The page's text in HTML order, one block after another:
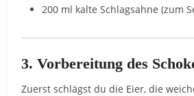
200 ml kalte Schlagsahne (zum
3. Vorbereitung des
Zuerst schlägst du die Eier, die